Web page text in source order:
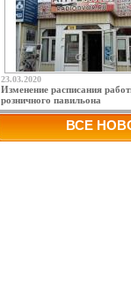
23.03.2020
Изменение расписания
розничного павильона
ВСЕ